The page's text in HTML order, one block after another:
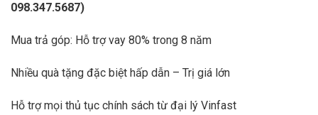
098.347.5687)
Mua trả góp: Hỗ trợ vay 80% trong 8 năm
Nhiều quà tặng đặc biệt hấp dẫn – Trị giá lớn
Hỗ trợ mọi thủ tục chính sách từ đại lý Vinfast